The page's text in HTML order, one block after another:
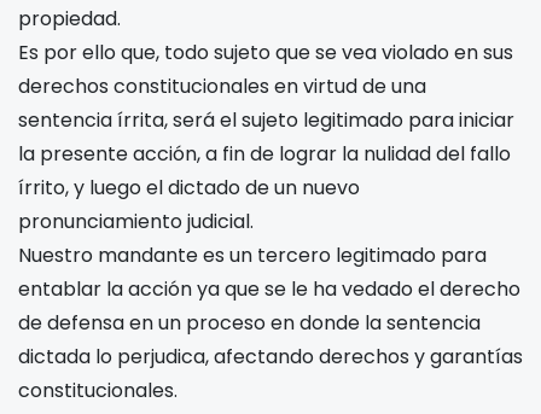
propiedad.
Es por ello que, todo sujeto que se vea violado en sus
derechos constitucionales en virtud de una
sentencia írrita, será el sujeto legitimado para iniciar
la presente acción, a fin de lograr la nulidad del fallo
írrito, y luego el dictado de un nuevo
pronunciamiento judicial.
Nuestro mandante es un tercero legitimado para
entablar la acción ya que se le ha vedado el derecho
de defensa en un proceso en donde la sentencia
dictada lo perjudica, afectando derechos y garantías
constitucionales.